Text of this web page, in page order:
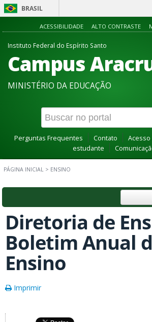
BRASIL
Acesso
ACESSIBILIDADE ALTO CONTRASTE
Instituto Federal do Espírito Santo
Campus
MINISTÉRIO DA EDUCAÇÃO
Perguntas Frequentes Contato Acesso
estudante
PÁGINA INICIAL > ENSINO
Diretoria de
Boletim Anual
Ensino
Imprimir